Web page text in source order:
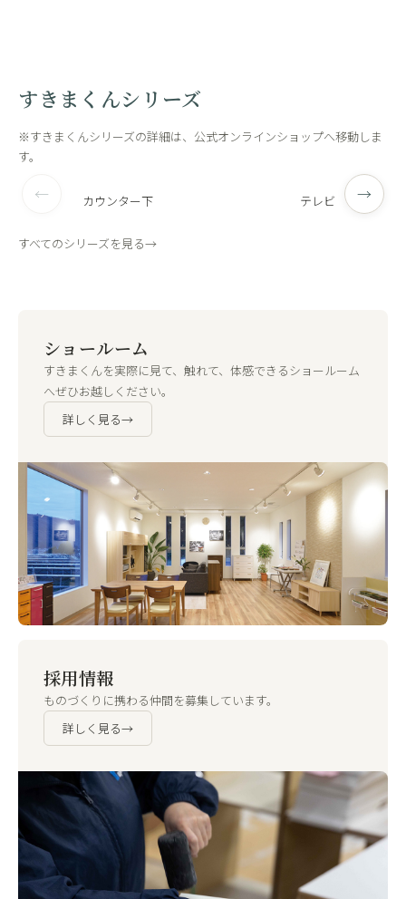
すきまくんシリーズ
すべてのシリーズを見る→
※すきまくんシリーズの詳細は、公式オンラインショップへ移動しま
す。
← カウンター下 テレビ →
ショールーム
すきまくんを実際に見て、触れて、体感できるショールーム
へぜひお越しください。
詳しく見る→
採用情報
ものづくりに携わる仲間を募集しています。
詳しく見る→